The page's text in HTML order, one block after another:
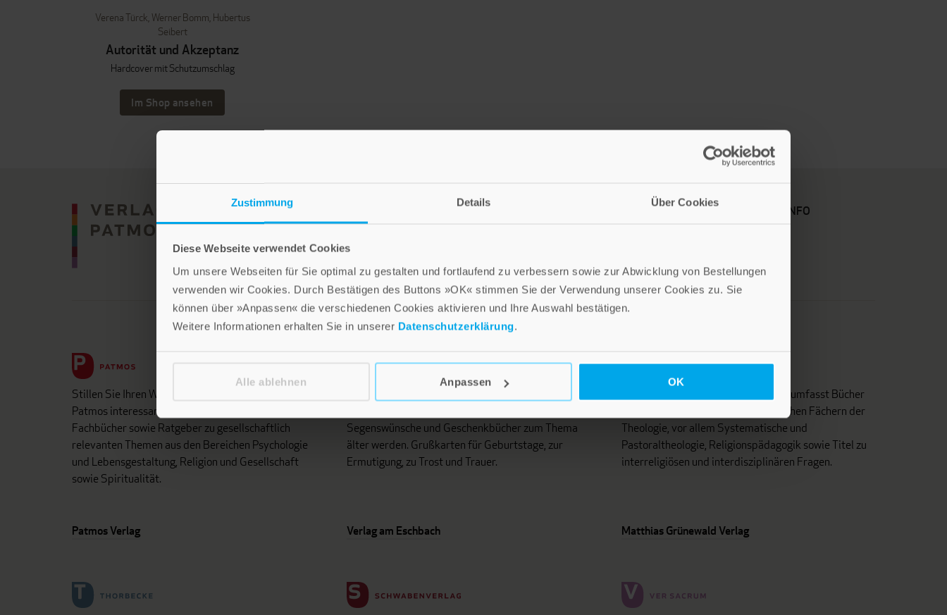
Zustimmung Details Über Cookies
Diese Webseite verwendet Cookies
Um unsere Webseiten für Sie optimal zu gestalten und fortlaufend zu verbessern sowie zur Abwicklung von Bestellungen
verwenden wir Cookies. Durch Bestätigen des Buttons »OK« stimmen Sie der Verwendung unserer Cookies zu. Sie
können über »Anpassen« die verschiedenen Cookies aktivieren und Ihre Auswahl bestätigen.
Weitere Informationen erhalten Sie in unserer Datenschutzerklärung.
Alle ablehnen Anpassen OK
Verena Türck, Werner Bomm, Hubertus
Seibert
Autorität und Akzeptanz
Hardcover mit Schutzumschlag
Im Shop ansehen
KARRIERE KUNDENINFO
Die Verlage der Verlagsgruppe Patmos
Stillen Sie Ihren Wissensdurst und entdecken Sie bei
Patmos interessante und aufschlussreiche Sach- und
Fachbücher sowie Ratgeber zu gesellschaftlich
relevanten Themen aus den Bereichen Psychologie
und Lebensgestaltung, Religion und Gesellschaft
sowie Spiritualität.
Patmos Verlag
Segenswünsche und Geschenkbücher zum Thema
älter werden. Grußkarten für Geburtstage, zur
Ermutigung, zu Trost und Trauer.
Verlag am Eschbach
Das Programm dieses Fachverlages umfasst Bücher
und Zeitschriften aus unterschiedlichen Fächern der
Theologie, vor allem Systematische und
Pastoraltheologie, Religionspädagogik sowie Titel zu
interreligiösen und interdisziplinären Fragen.
Matthias Grünewald Verlag